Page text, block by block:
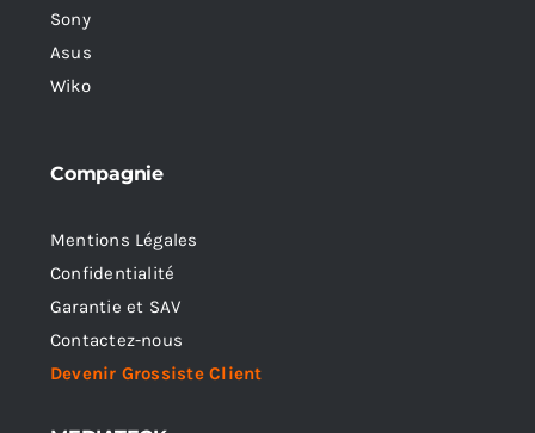
Sony
Asus
Wiko
Compagnie
Mentions Légales
Confidentialité
Garantie et SAV
Contactez-nous
Devenir Grossiste Client